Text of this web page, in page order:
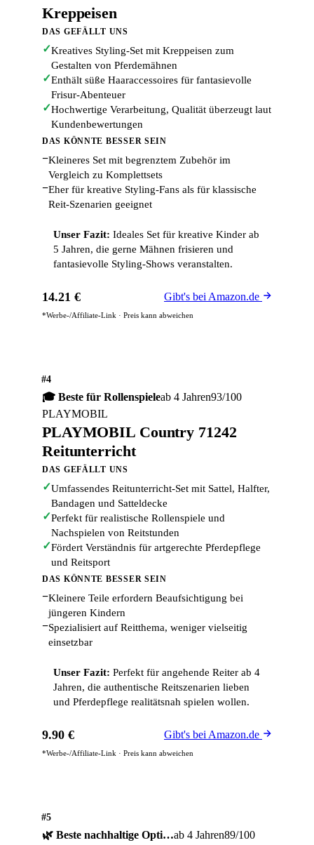
Kreppeisen
DAS GEFÄLLT UNS
✓Kreatives Styling-Set mit Kreppeisen zum
Gestalten von Pferdemähnen
✓Enthält süße Haaraccessoires für fantasievolle
Frisur-Abenteuer
✓Hochwertige Verarbeitung, Qualität überzeugt laut
Kundenbewertungen
DAS KÖNNTE BESSER SEIN
−Kleineres Set mit begrenztem Zubehör im
Vergleich zu Komplettsets
−Eher für kreative Styling-Fans als für klassische
Reit-Szenarien geeignet
Unser Fazit: Ideales Set für kreative Kinder ab
5 Jahren, die gerne Mähnen frisieren und
fantasievolle Styling-Shows veranstalten.
14.21 € Gibt's bei Amazon.de
*Werbe-/Affiliate-Link · Preis kann abweichen
#4
🎓 Beste für Rollenspieleab 4 Jahren93/100
PLAYMOBIL
PLAYMOBIL Country 71242
Reitunterricht
DAS GEFÄLLT UNS
✓Umfassendes Reitunterricht-Set mit Sattel, Halfter,
Bandagen und Satteldecke
✓Perfekt für realistische Rollenspiele und
Nachspielen von Reitstunden
✓Fördert Verständnis für artgerechte Pferdepflege
und Reitsport
DAS KÖNNTE BESSER SEIN
−Kleinere Teile erfordern Beaufsichtigung bei
jüngeren Kindern
−Spezialisiert auf Reitthema, weniger vielseitig
einsetzbar
Unser Fazit: Perfekt für angehende Reiter ab 4
Jahren, die authentische Reitszenarien lieben
und Pferdepflege realitätsnah spielen wollen.
9.90 € Gibt's bei Amazon.de
*Werbe-/Affiliate-Link · Preis kann abweichen
#5
🌿 Beste nachhaltige Opti…ab 4 Jahren89/100